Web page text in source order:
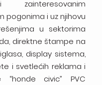
zainteresovanim
pogonima i uznjihovu
u sektorima
direktne štampe na
display sistema,
i svetlećih reklama i
“honde civic”
PVC